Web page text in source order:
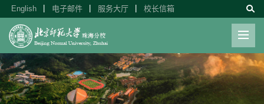
English 电子邮件 服务大厅 校长信箱